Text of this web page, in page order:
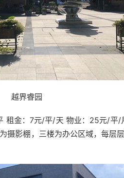
越界睿园
金：7元/平/天 物业：25元/平/
摄影棚，三楼为办公区域，每层